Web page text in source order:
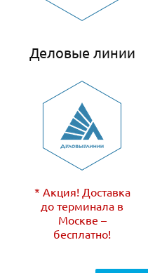
Деловые линии
* Акция! Доставка
до терминала в
Москве –
бесплатно!